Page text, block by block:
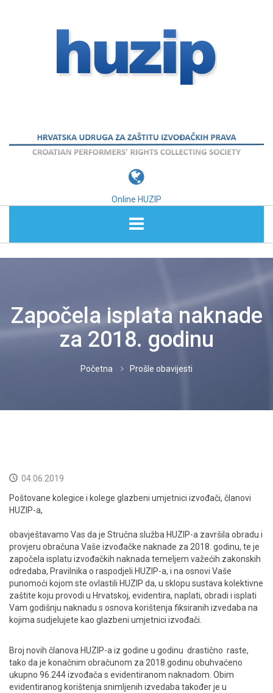
Online HUZIP
O NAMA
PROPISI
NOVOSTI
NEISPLAĆENO
HRVATSKI
ENGLISH
Započela isplata naknade
za 2018. godinu
Početna Prošle obavijesti
04.06.2019
Poštovane kolegice i kolege glazbeni umjetnici izvođači, članovi
HUZIP-a,
obavještavamo Vas da je Stručna služba HUZIP-a završila obradu i
provjeru obračuna Vaše izvođačke naknade za 2018. godinu, te je
započela isplatu izvođačkih naknada temeljem važećih zakonskih
odredaba, Pravilnika o raspodjeli HUZIP-a, i na osnovi Vaše
punomoći kojom ste ovlastili HUZIP da, u sklopu sustava kolektivne
zaštite koju provodi u Hrvatskoj, evidentira, naplati, obradi i isplati
Vam godišnju naknadu s osnova korištenja fiksiranih izvedaba na
kojima sudjelujete kao glazbeni umjetnici izvođači.
Broj novih članova HUZIP-a iz godine u godinu drastično raste,
tako da je konačnim obračunom za 2018.godinu obuhvaćeno
ukupno 96.244 izvođača s evidentiranom naknadom. Obim
evidentiranog korištenja snimljenih izvedaba također je u